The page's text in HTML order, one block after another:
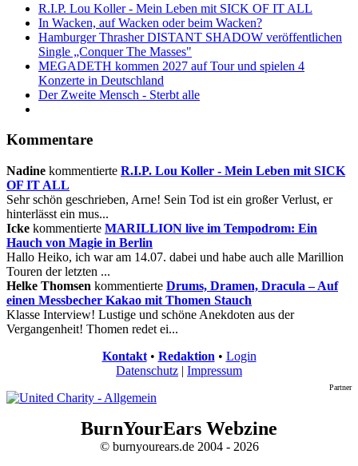
R.I.P. Lou Koller - Mein Leben mit SICK OF IT ALL
In Wacken, auf Wacken oder beim Wacken?
Hamburger Thrasher DISTANT SHADOW veröffentlichen
Single „Conquer The Masses"
MEGADETH kommen 2027 auf Tour und spielen 4
Konzerte in Deutschland
Der Zweite Mensch - Sterbt alle
Kommentare
Nadine kommentierte R.I.P. Lou Koller - Mein Leben mit SICK
OF IT ALL
Sehr schön geschrieben, Arne! Sein Tod ist ein großer Verlust, er
hinterlässt ein mus...
Icke kommentierte MARILLION live im Tempodrom: Ein
Hauch von Magie in Berlin
Hallo Heiko, ich war am 14.07. dabei und habe auch alle Marillion
Touren der letzten ...
Helke Thomsen kommentierte Drums, Dramen, Dracula – Auf
einen Messbecher Kakao mit Thomen Stauch
Klasse Interview! Lustige und schöne Anekdoten aus der
Vergangenheit! Thomen redet ei...
Kontakt• Redaktion • Login
Datenschutz | Impressum
Partner
BurnYourEars Webzine
© burnyourears.de 2004 - 2026